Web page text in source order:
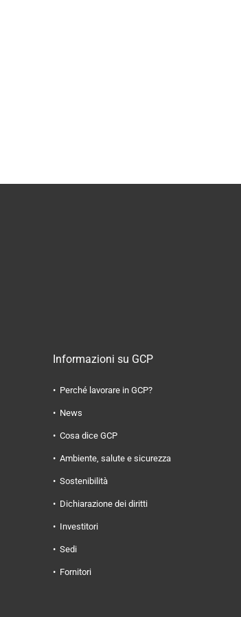
Informazioni su GCP
Perché lavorare in GCP?
News
Cosa dice GCP
Ambiente, salute e sicurezza
Sostenibilità
Dichiarazione dei diritti
Investitori
Sedi
Fornitori